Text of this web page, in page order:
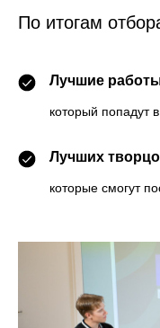
По итогам
Лучшие
который попадут
Лучших
которые смогут